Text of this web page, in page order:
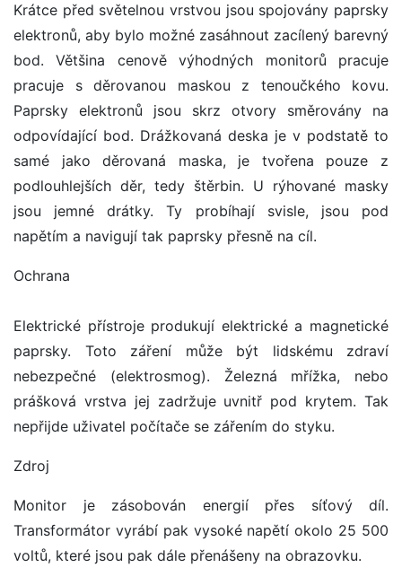
Krátce před světelnou vrstvou jsou spojovány paprsky
elektronů, aby bylo možné zasáhnout zacílený barevný
bod. Většina cenově výhodných monitorů pracuje
pracuje s děrovanou maskou z tenoučkého kovu.
Paprsky elektronů jsou skrz otvory směrovány na
odpovídající bod. Drážkovaná deska je v podstatě to
samé jako děrovaná maska, je tvořena pouze z
podlouhlejších děr, tedy štěrbin. U rýhované masky
jsou jemné drátky. Ty probíhají svisle, jsou pod
napětím a navigují tak paprsky přesně na cíl.
Ochrana
Elektrické přístroje produkují elektrické a magnetické
paprsky. Toto záření může být lidskému zdraví
nebezpečné (elektrosmog). Železná mřížka, nebo
prášková vrstva jej zadržuje uvnitř pod krytem. Tak
nepřijde uživatel počítače se zářením do styku.
Zdroj
Monitor je zásobován energií přes síťový díl.
Transformátor vyrábí pak vysoké napětí okolo 25 500
voltů, které jsou pak dále přenášeny na obrazovku.